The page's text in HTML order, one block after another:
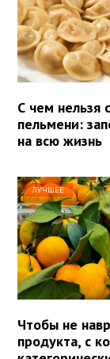
С чем нельзя
пельмени:
на всю жизнь
ЛУЧШЕЕ
Чтобы не
продукта, с